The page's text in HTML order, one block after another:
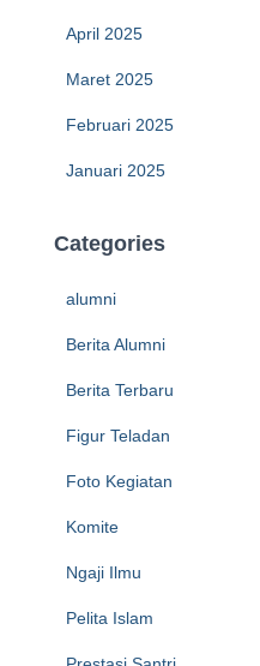
April 2025
Maret 2025
Februari 2025
Januari 2025
Categories
alumni
Berita Alumni
Berita Terbaru
Figur Teladan
Foto Kegiatan
Komite
Ngaji Ilmu
Pelita Islam